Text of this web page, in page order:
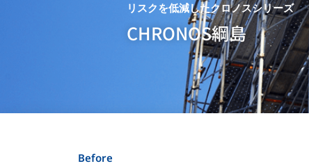
リスクを低減したクロノスシリーズ
CHRONOS綱島
Before